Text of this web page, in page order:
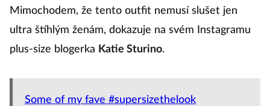
Mimochodem, že tento outfit nemusí slušet jen
ultra štíhlým ženám, dokazuje na svém Instagramu
plus-size blogerka Katie Sturino.
Some of my fave #supersizethelook